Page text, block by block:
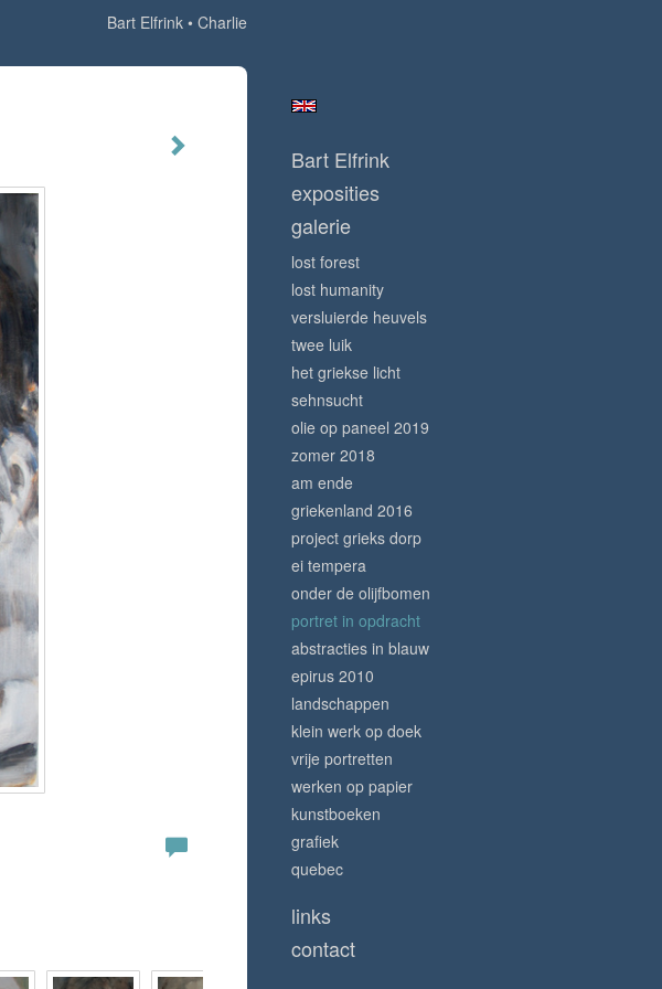
Bart Elfrink Charlie
Bart Elfrink
exposities
galerie
lost forest
lost humanity
versluierde heuvels
twee luik
het griekse licht
sehnsucht
olie op paneel 2019
zomer 2018
am ende
griekenland 2016
project grieks dorp
ei tempera
onder de olijfbomen
portret in opdracht
abstracties in blauw
epirus 2010
landschappen
klein werk op doek
vrije portretten
werken op papier
kunstboeken
grafiek
quebec
links
contact